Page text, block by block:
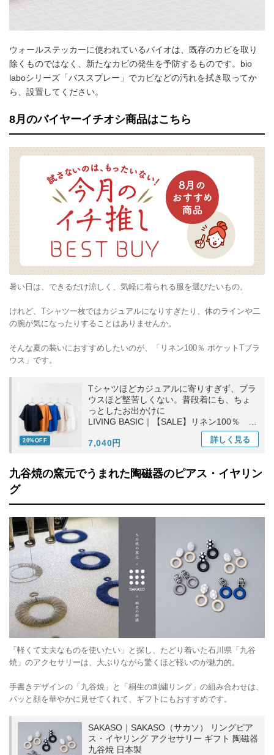
ウォールステッカーに使われているバイオは、既存のカビを取り
除くものではなく、新たなカビの発生を予防するものです。bio
laboシリーズ「バススプレー」でカビなどの汚れを拭き取ってか
ら、設置してください。
8月のバイヤーイチオシ商品はこちら
暑い日は、できるだけ涼しく、気軽に着られる服を選びたいもの。
けれど、Tシャツ一枚ではカジュアルになりすぎたり、体のラインや二
の腕が気になったりすることはありませんか。
そんな夏の装いにおすすめしたいのが、「リネン100％ ポケットTブラ
ウス」です。
20%OFF
Tシャツほどカジュアルに寄りすぎず、ブラ
ウスほど堅苦しくない。普段着にも、ちょ
っとしたお出かけに
LIVING BASIC｜【SALE】リネン100％ ポ
ケットTブラウス トップス ギフト お出かけ
7,040円
詳しく 見る
九谷焼の窯元でうまれた陶磁器のピアス・イヤリン
グ
「軽くて丈夫なものを使いたい」と探し、たどり着いた石川県「九谷
焼」のアクセサリーは、大ぶりながら驚くほど軽いのが魅力的。
手書きデザインの「九谷焼」と「桐生の刺繍リング」の組み合わせは、
パッと顔を華やかに見せてくれて、ギフトにもおすすめです。
SAKASO｜SAKASO（サカソ） リングピア
ス・イヤリング アクセサリー ギフト 陶磁器
九谷焼 日本製